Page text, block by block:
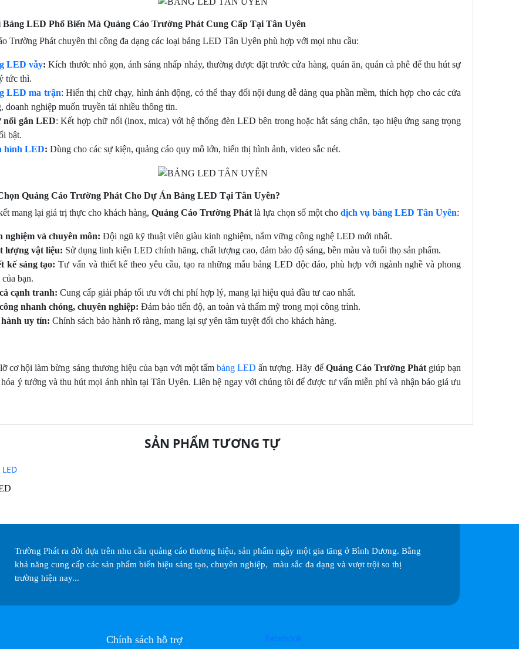
Bảng LED Phổ Biến Mà Quảng Cáo Trường Phát Cung Cấp Tại Tân Uyên
Trường Phát chuyên thi công đa dạng các loại bảng LED Tân Uyên phù hợp với mọi nhu cầu:
LED vẫy: Kích thước nhỏ gọn, ánh sáng nhấp nháy, thường được đặt trước cửa hàng, quán ăn, quán cà phê để thu hút sự
tức thì.
LED ma trận: Hiển thị chữ chạy, hình ảnh động, có thể thay đổi nội dung dễ dàng qua phần mềm, thích hợp cho các cửa
doanh nghiệp muốn truyền tải nhiều thông tin.
nổi gắn LED: Kết hợp chữ nổi (inox, mica) với hệ thống đèn LED bên trong hoặc hắt sáng chân, tạo hiệu ứng sang trọng
bật.
hình LED: Dùng cho các sự kiện, quảng cáo quy mô lớn, hiển thị hình ảnh, video sắc nét.
Quảng Cáo Trường Phát Cho Dự Án Bảng LED Tại Tân Uyên?
mang lại giá trị thực cho khách hàng, Quảng Cáo Trường Phát là lựa chọn số một cho dịch vụ bảng LED Tân Uyên:
nghiệm và chuyên môn: Đội ngũ kỹ thuật viên giàu kinh nghiệm, nắm vững công nghệ LED mới nhất.
lượng vật liệu: Sử dụng linh kiện LED chính hãng, chất lượng cao, đảm bảo độ sáng, bền màu và tuổi thọ sản phẩm.
kế sáng tạo: Tư vấn và thiết kế theo yêu cầu, tạo ra những mẫu bảng LED độc đáo, phù hợp với ngành nghề và phong
của bạn.
cạnh tranh: Cung cấp giải pháp tối ưu với chi phí hợp lý, mang lại hiệu quả đầu tư cao nhất.
nhanh chóng, chuyên nghiệp: Đảm bảo tiến độ, an toàn và thẩm mỹ trong mọi công trình.
uy tín: Chính sách bảo hành rõ ràng, mang lại sự yên tâm tuyệt đối cho khách hàng.
cơ hội làm bừng sáng thương hiệu của bạn với một tấmbảng LED ấn tượng. Hãy để Quảng Cáo Trường Phátgiúp bạn
ý tưởng và thu hút mọi ánh nhìn tại Tân Uyên. Liên hệ ngay với chúng tôi để được tư vấn miễn phí và nhận báo giá ưu
SẢN PHẨM TƯƠNG TỰ
Trường Phát ra đời dựa trên nhu cầu quảng cáo thương hiệu, sản phẩm ngày một gia tăng ở Bình Dương. Bằng
khả năng cung cấp các sản phẩm biển hiệu sáng tạo, chuyên nghiệp, màu sắc đa dạng và vượt trội so thị
trường hiện nay...
Chính sách hỗ trợ Facebook